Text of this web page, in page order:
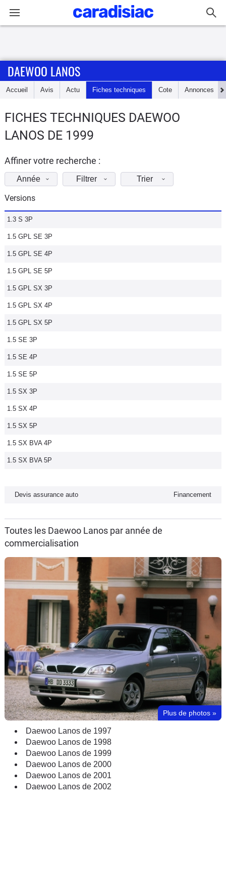
Accueil
Essais
d'achat
Electriques
Utilitaires
Flottes
Auto
Services
Forum
Marques
DAEWOO LANOS
Accueil Avis Actu Fiches techniques Cote Annonces
FICHES TECHNIQUES DAEWOO
LANOS DE 1999
Affiner votre recherche :
Année Filtrer Trier
Versions
1.3 S 3P
1.5 GPL SE 3P
1.5 GPL SE 4P
1.5 GPL SE 5P
1.5 GPL SX 3P
1.5 GPL SX 4P
1.5 GPL SX 5P
1.5 SE 3P
1.5 SE 4P
1.5 SE 5P
1.5 SX 3P
1.5 SX 4P
1.5 SX 5P
1.5 SX BVA 4P
1.5 SX BVA 5P
Devis assurance auto Financement
Toutes les Daewoo Lanos par année de
commercialisation
Plus de photos »
Daewoo Lanos de 1997
Daewoo Lanos de 1998
Daewoo Lanos de 1999
Daewoo Lanos de 2000
Daewoo Lanos de 2001
Daewoo Lanos de 2002